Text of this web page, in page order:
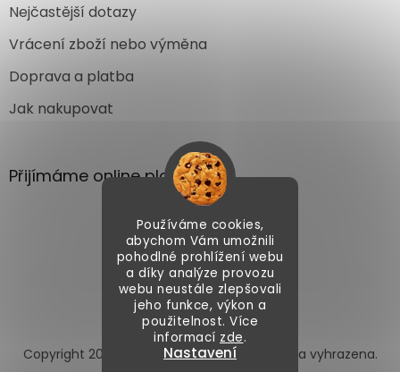
Používáme cookies,
abychom Vám umožnili
pohodlné prohlížení webu
a díky analýze provozu
webu neustále zlepšovali
jeho funkce, výkon a
použitelnost. Více
informací zde.
Nastavení
Nejčastější dotazy
Vrácení zboží nebo výměna
Doprava a platba
Jak nakupovat
Přijímáme online platby
Vytvořil Shoptet
Copyright 2026 Autoface.cz. Všechna práva vyhrazena.